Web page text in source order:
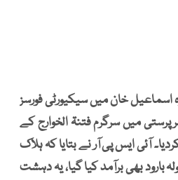
اسماعیل خان میں سیکیورٹی فورسز
میں سرگرم فتنۃ الخوارج کے
آئی ایس پی آر نے بتایا کہ ہلاک
بارود بھی برآمد کیا گیا، یہ دہشت